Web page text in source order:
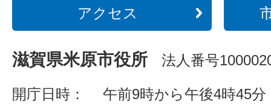
アクセス
滋賀県米原市役所 法人番号
開庁日時：
午前9時から午後4時45分